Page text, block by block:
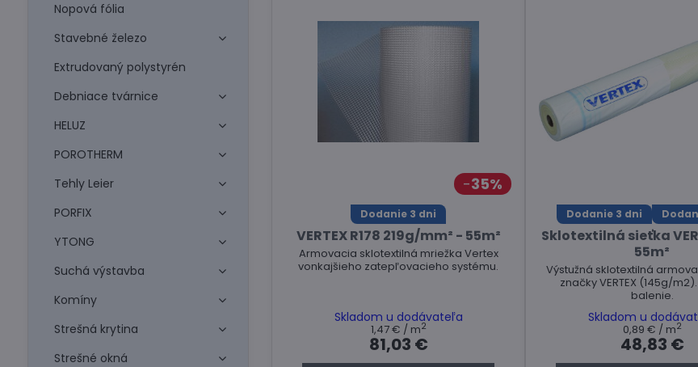
35%
Dodanie 3 dni
VERTEX R178 219g/mm² - 55m²
Armovacia sklotextilná mriežka Vertex
vonkajšieho zatepľovacieho systému.
Skladom u dodávateľa
81,03 €
1,47 € / m2
Dodanie 3 dni
Sklotextilná sieťka
55m²
Výstužná sklotextilná
značky VERTEX (145g/
balenie.
Skladom u
48,83 €
0,89 € / m2
Nopová fólia
Stavebné železo
Extrudovaný polystyrén
Debniace tvárnice
HELUZ
POROTHERM
Tehly Leier
PORFIX
YTONG
Suchá výstavba
Komíny
Strešná krytina
Strešné okná